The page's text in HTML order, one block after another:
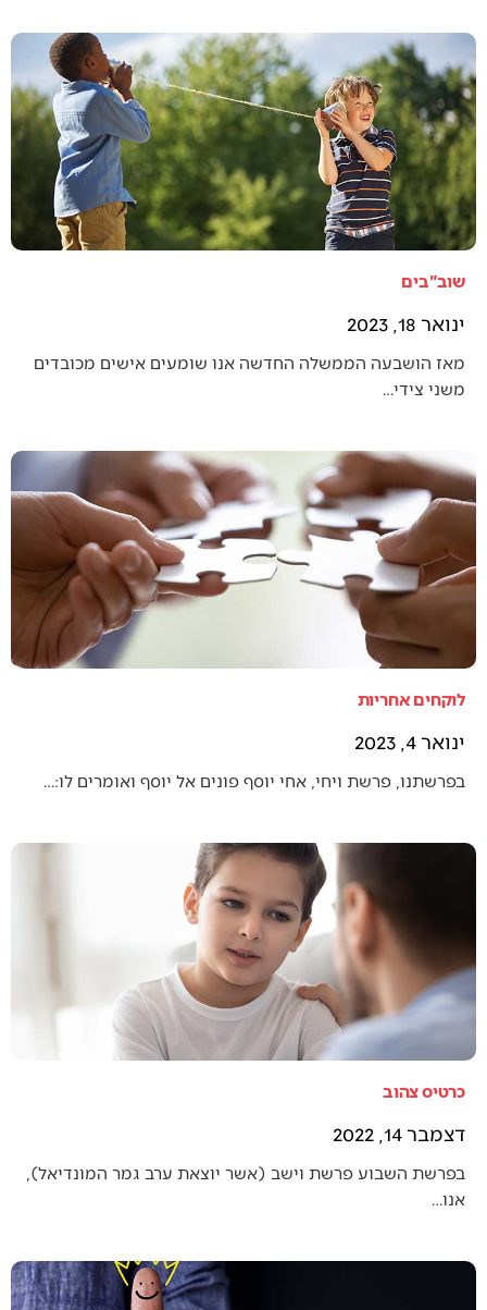
שוב"בים
ינואר 18, 2023
מאז הושבעה הממשלה החדשה אנו שומעים אישים מכובדים
משני צידי…
לוקחים אחריות
ינואר 4, 2023
בפרשתנו, פרשת ויחי, אחי יוסף פונים אל יוסף ואומרים לו:…
כרטיס צהוב
דצמבר 14, 2022
בפרשת השבוע פרשת וישב (אשר יוצאת ערב גמר המונדיאל),
אנו…